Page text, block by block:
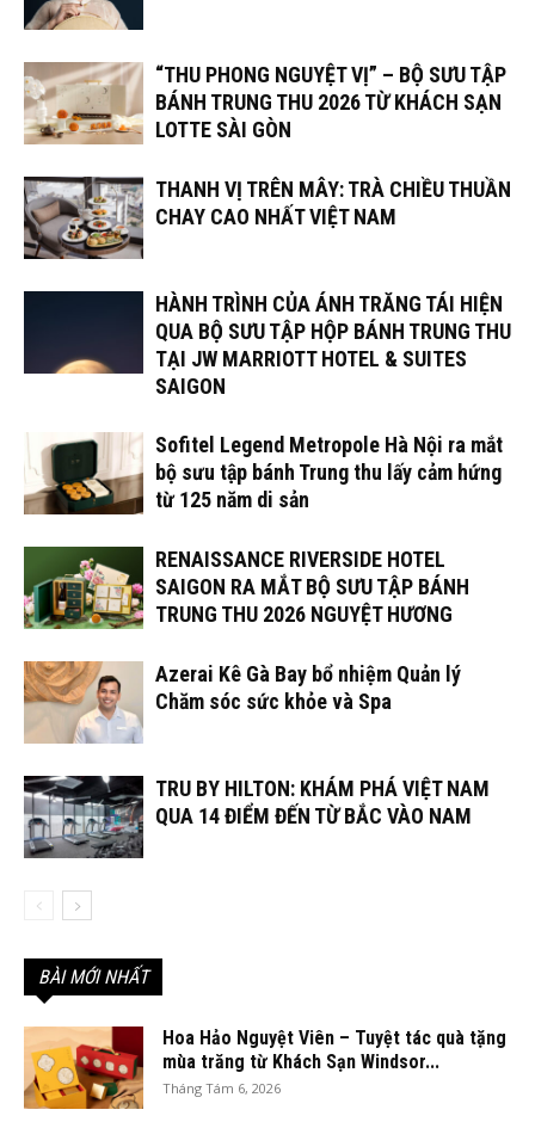
“THU PHONG NGUYỆT VỊ” – BỘ SƯU TẬP
BÁNH TRUNG THU 2026 TỪ KHÁCH SẠN
LOTTE SÀI GÒN
THANH VỊ TRÊN MÂY: TRÀ CHIỀU THUẦN
CHAY CAO NHẤT VIỆT NAM
HÀNH TRÌNH CỦA ÁNH TRĂNG TÁI HIỆN
QUA BỘ SƯU TẬP HỘP BÁNH TRUNG THU
TẠI JW MARRIOTT HOTEL & SUITES
SAIGON
Sofitel Legend Metropole Hà Nội ra mắt
bộ sưu tập bánh Trung thu lấy cảm hứng
từ 125 năm di sản
RENAISSANCE RIVERSIDE HOTEL
SAIGON RA MẮT BỘ SƯU TẬP BÁNH
TRUNG THU 2026 NGUYỆT HƯƠNG
Azerai Kê Gà Bay bổ nhiệm Quản lý
Chăm sóc sức khỏe và Spa
TRU BY HILTON: KHÁM PHÁ VIỆT NAM
QUA 14 ĐIỂM ĐẾN TỪ BẮC VÀO NAM
BÀI MỚI NHẤT
Hoa Hảo Nguyệt Viên – Tuyệt tác quà tặng
mùa trăng từ Khách Sạn Windsor...
Tháng Tám 6, 2026